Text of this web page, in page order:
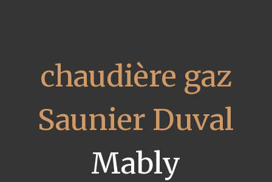
chaudière gaz
Saunier Duval
Mably